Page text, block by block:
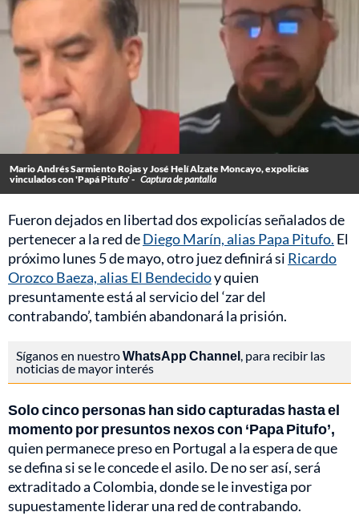
Mario Andrés Sarmiento Rojas y José Helí Alzate Moncayo, expolicías
vinculados con 'Papá Pitufo' - Captura de pantalla
Fueron dejados en libertad dos expolicías señalados de
pertenecer a la red deDiego Marín, alias Papa Pitufo. El
próximo lunes 5 de mayo, otro juez definirá si Ricardo
Orozco Baeza, alias El Bendecidoy quien
presuntamente está al servicio del ‘zar del
contrabando’, también abandonará la prisión.
Síganos en nuestroWhatsApp Channel, para recibir las
noticias de mayor interés
Solo cinco personas han sido capturadas hasta el
momento por presuntos nexos con ‘Papa Pitufo’,
quien permanece preso en Portugal a la espera de que
se defina si se le concede el asilo. De no ser así, será
extraditado a Colombia, donde se le investiga por
supuestamente liderar una red de contrabando.